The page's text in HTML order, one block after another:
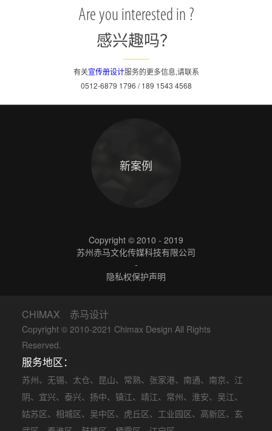
Are you interested in ?
感兴趣吗？
有关宣传册设计服务的更多信息,请联系
0512-6879 1796 / 189 1543 4568
新案例
Copyright © 2010 - 2019
苏州赤马文化传媒科技有限公司
-
隐私权保护声明
CHIMAX 赤马设计
Copyright © 2010-2021 Chimax Design All Rights
Reserved.
服务地区：
苏州、 无锡、 太仓、 昆山、 常熟、 张家港、 南通、 南京、 江
阴、 宜兴、 泰兴、 扬中、 镇江、 靖江、 常州、 淮安、 吴江、
姑苏区、 相城区、 吴中区、 虎丘区、 工业园区、 高新区、 玄